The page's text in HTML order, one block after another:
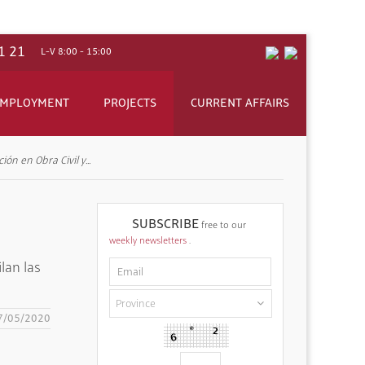
21 L-V 8:00 - 15:00
online games, etc
PROJECTS
of occupational risks.
CURRENT AFFAIRS
en Obra Civil y...
las
05/2020
SUBSCRIBEfree to our
weekly newsletters.